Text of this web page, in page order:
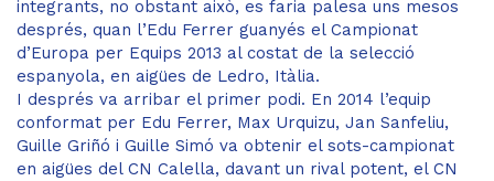
integrants, no obstant això, es faria palesa uns mesos
després, quan l’Edu Ferrer guanyés el Campionat
d’Europa per Equips 2013 al costat de la selecció
espanyola, en aigües de Ledro, Itàlia.
I després va arribar el primer podi. En 2014 l’equip
conformat per Edu Ferrer, Max Urquizu, Jan Sanfeliu,
Guille Griñó i Guille Simó va obtenir el sots-campionat
en aigües del CN Calella, davant un rival potent, el CN